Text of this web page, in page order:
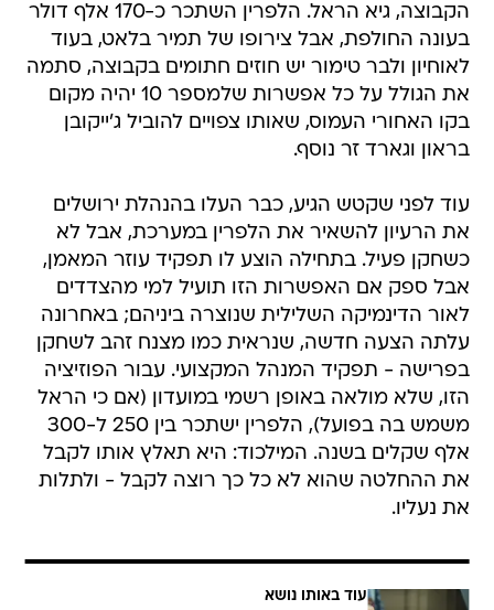
הקבוצה, גיא הראל. הלפרין השתכר כ-170 אלף דולר
בעונה החולפת, אבל צירופו של תמיר בלאט, בעוד
לאוחיון ולבר טימור יש חוזים חתומים בקבוצה, סתמה
את הגולל על כל אפשרות שלמספר 10 יהיה מקום
בקו האחורי העמוס, שאותו צפויים להוביל ג'ייקובן
בראון וגארד זר נוסף.
עוד לפני שקטש הגיע, כבר העלו בהנהלת ירושלים
את הרעיון להשאיר את הלפרין במערכת, אבל לא
כשחקן פעיל. בתחילה הוצע לו תפקיד עוזר המאמן,
אבל ספק אם האפשרות הזו תועיל למי מהצדדים
לאור הדינמיקה השלילית שנוצרה ביניהם; באחרונה
עלתה הצעה חדשה, שנראית כמו מצנח זהב לשחקן
בפרישה - תפקיד המנהל המקצועי. עבור הפוזיציה
הזו, שלא מולאה באופן רשמי במועדון (אם כי הראל
משמש בה בפועל), הלפרין ישתכר בין 250 ל-300
אלף שקלים בשנה. המילכוד: היא תאלץ אותו לקבל
את ההחלטה שהוא לא כל כך רוצה לקבל - ולתלות
את נעליו.
עוד באותו נושא